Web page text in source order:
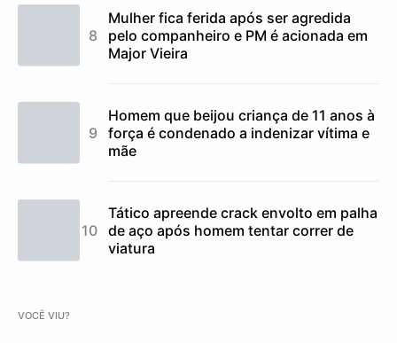
Mulher fica ferida após ser agredida
pelo companheiro e PM é acionada em
Major Vieira
Homem que beijou criança de 11 anos à
força é condenado a indenizar vítima e
mãe
Tático apreende crack envolto em palha
de aço após homem tentar correr de
viatura
VOCÊ VIU?